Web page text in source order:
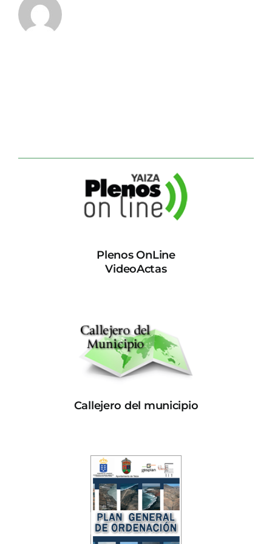
Plenos OnLine
VideoActas
Callejero del municipio